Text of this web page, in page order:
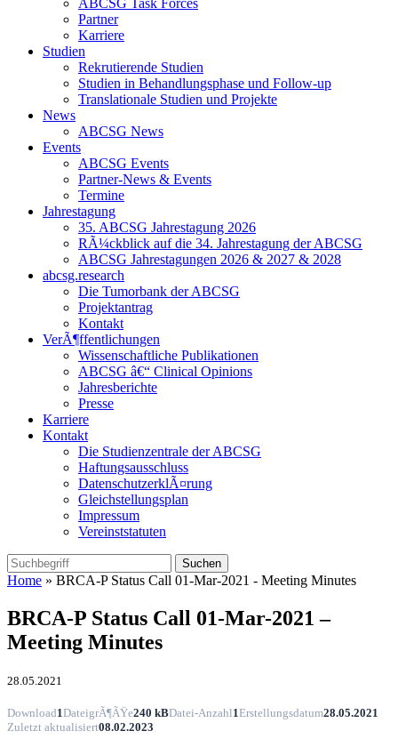
Partner
Karriere
Studien
Rekrutierende Studien
Studien in Behandlungsphase und Follow-up
Translationale Studien und Projekte
News
ABCSG News
Events
ABCSG Events
Partner-News & Events
Termine
Jahrestagung
35. ABCSG Jahrestagung 2026
RÃ¼ckblick auf die 34. Jahrestagung der ABCSG
ABCSG Jahrestagungen 2026 & 2027 & 2028
abcsg.research
Die Tumorbank der ABCSG
Projektantrag
Kontakt
VerÃ¶ffentlichungen
Wissenschaftliche Publikationen
ABCSG â€“ Clinical Opinions
Jahresberichte
Presse
Karriere
Kontakt
Die Studienzentrale der ABCSG
Haftungsausschluss
DatenschutzerklÃ¤rung
Gleichstellungsplan
Impressum
Vereinststatuten
Home » BRCA-P Status Call 01-Mar-2021 - Meeting Minutes
BRCA-P Status Call 01-Mar-2021 –
Meeting Minutes
28.05.2021
Download1DateigrÃ¶ÃŸe240 kBDatei-Anzahl1Erstellungsdatum28.05.2021
Zuletzt aktualisiert08.02.2023